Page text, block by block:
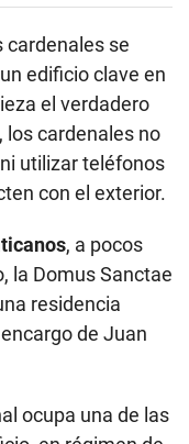
cardenales se
edificio clave en
el verdadero
, los cardenales no
utilizar teléfonos
con el exterior.
, a pocos
la Domus Sanctae
residencia
de Juan
ocupa una de las